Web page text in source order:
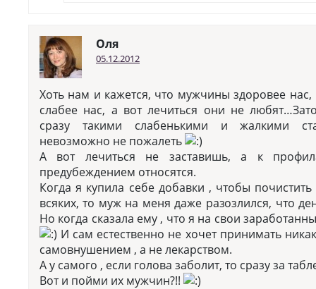
Оля
05.12.2012
Хоть нам и кажется, что мужчины здоровее
слабее нас, а вот лечиться они не
сразу такими слабенькими и жалкими
невозможно не пожалеть
А вот лечиться не заставишь, а к
предубеждением относятся.
Когда я купила себе добавки , чтобы
всяких, то муж на меня даже разозлился, что
Но когда сказала ему , что я на свои
И сам естественно не хочет принимать
самовнушением , а не лекарством.
А у самого , если голова заболит, то сразу за
Вот и пойми их мужчин?!!